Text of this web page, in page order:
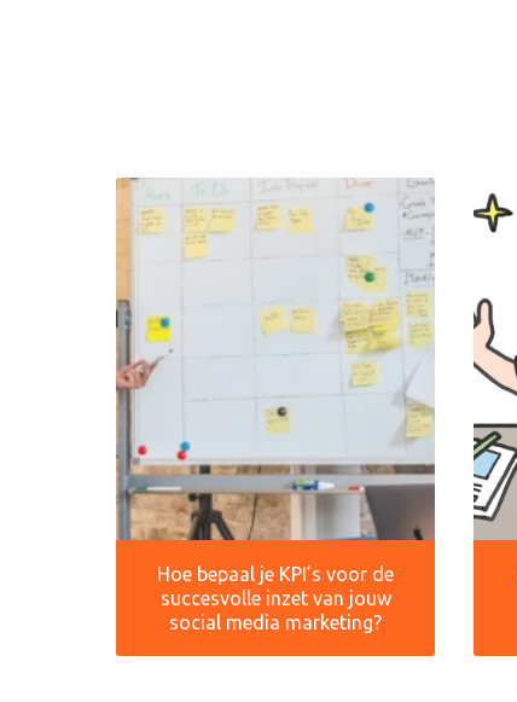
Hoe bepaal je KPI’s voor de
succesvolle inzet van jouw
social media marketing?